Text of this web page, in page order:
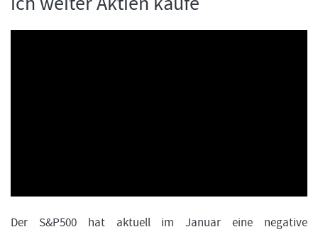
Der S&P500 hat aktuell im Januar eine negative
LOGIN
Passwort vergessen